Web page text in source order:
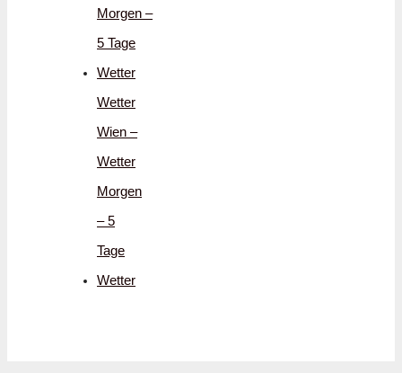
Morgen –
5 Tage
Wetter
Wetter
Wien –
Wetter
Morgen
– 5
Tage
Wetter